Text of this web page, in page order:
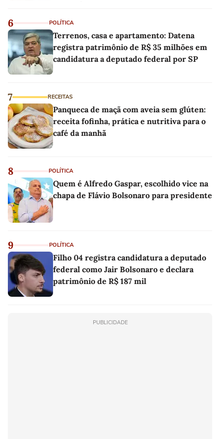
6 POLÍTICA
Terrenos, casa e apartamento: Datena
registra patrimônio de R$ 35 milhões em
candidatura a deputado federal por SP
7 RECEITAS
Panqueca de maçã com aveia sem glúten:
receita fofinha, prática e nutritiva para o
café da manhã
8 POLÍTICA
Quem é Alfredo Gaspar, escolhido vice na
chapa de Flávio Bolsonaro para presidente
9 POLÍTICA
Filho 04 registra candidatura a deputado
federal como Jair Bolsonaro e declara
patrimônio de R$ 187 mil
PUBLICIDADE